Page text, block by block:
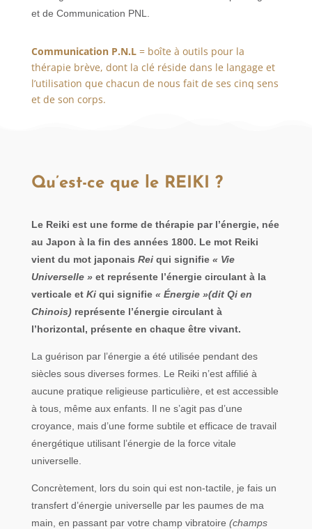
et de Communication PNL.
Communication P.N.L= boîte à outils pour la
thérapie brève, dont la clé réside dans le langage et
l’utilisation que chacun de nous fait de ses cinq sens
et de son corps.
Qu’est-ce que le REIKI ?
Le Reiki est une forme de thérapie par l’énergie, née
au Japon à la fin des années 1800. Le mot Reiki
vient du mot japonais Reiqui signifie « Vie
Universelle »et représente l’énergie circulant à la
verticale et Kiqui signifie « Énergie »(dit Qi en
Chinois)représente l’énergie circulant à
l’horizontal, présente en chaque être vivant.
La guérison par l’énergie a été utilisée pendant des
siècles sous diverses formes. Le Reiki n’est affilié à
aucune pratique religieuse particulière, et est accessible
à tous, même aux enfants. Il ne s’agit pas d’une
croyance, mais d’une forme subtile et efficace de travail
énergétique utilisant l’énergie de la force vitale
universelle.
Concrètement, lors du soin qui est non-tactile, je fais un
transfert d’énergie universelle par les paumes de ma
main, en passant par votre champ vibratoire (champs